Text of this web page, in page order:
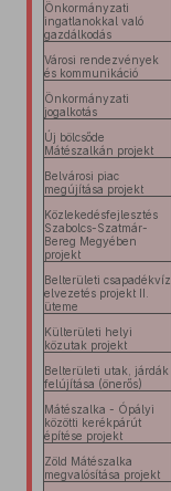
Önkormányzati
ingatlanokkal való
gazdálkodás
Városi rendezvények
és kommunikáció
Önkormányzati
jogalkotás
Új bölcsőde
Mátészalkán projekt
Belvárosi piac
megújítása projekt
Közlekedésfejlesztés
Szabolcs-Szatmár-
Bereg Megyében
projekt
Belterületi csapadékvíz
elvezetés projekt II.
üteme
Külterületi helyi
közutak projekt
Belterületi utak, járdák
felújítása (önerős)
Mátészalka - Ópályi
közötti kerékpárút
építése projekt
Zöld Mátészalka
megvalósítása projekt